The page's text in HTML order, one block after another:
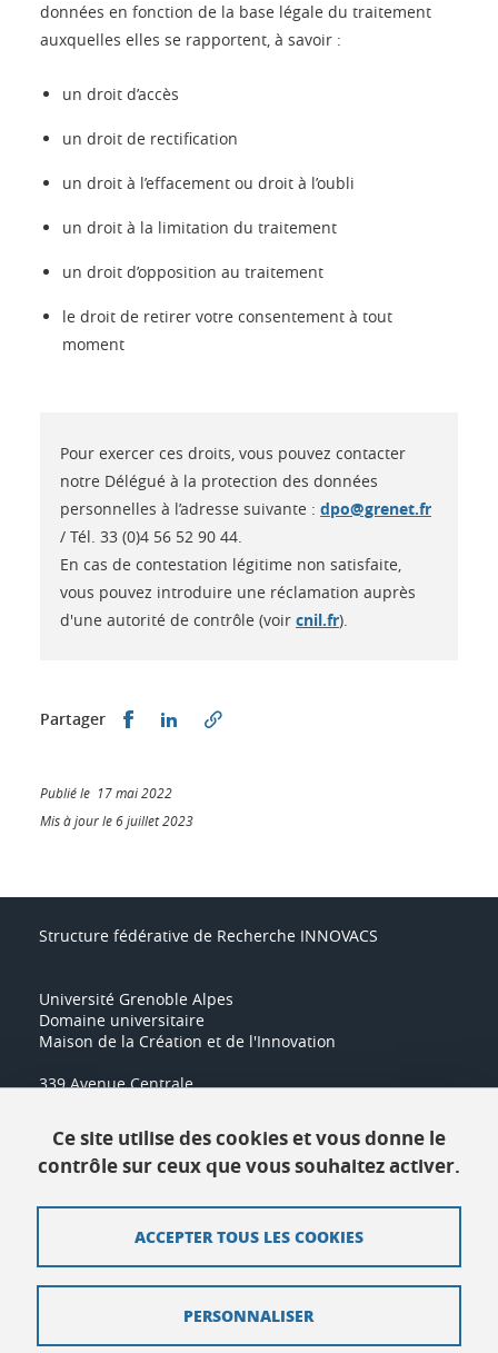
données en fonction de la base légale du traitement
auxquelles elles se rapportent, à savoir :
un droit d’accès
un droit de rectification
un droit à l’effacement ou droit à l’oubli
un droit à la limitation du traitement
un droit d’opposition au traitement
le droit de retirer votre consentement à tout
moment
Pour exercer ces droits, vous pouvez contacter
notre Délégué à la protection des données
personnelles à l’adresse suivante : dpo@grenet.fr
/ Tél. 33 (0)4 56 52 90 44.
En cas de contestation légitime non satisfaite,
vous pouvez introduire une réclamation auprès
d'une autorité de contrôle (voir cnil.fr).
Partager Partager sur Facebook
Partager sur LinkedIn
Publié le 17 mai 2022
Mis à jour le 6 juillet 2023
Structure fédérative de Recherche INNOVACS
Université Grenoble Alpes
Domaine universitaire
Maison de la Création et de l'Innovation
339 Avenue Centrale
04 57 04 14 16
Contact
Crédits
Ce site utilise des cookies et vous donne le
contrôle sur ceux que vous souhaitez activer.
ACCEPTER TOUS LES COOKIES
PERSONNALISER